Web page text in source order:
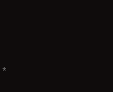
*Erforderlich